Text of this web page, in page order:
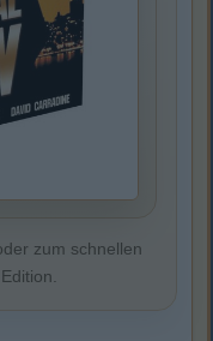
zum schnellen